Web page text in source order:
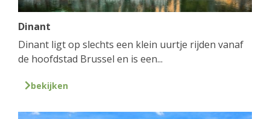
Dinant
Dinant ligt op slechts een klein uurtje rijden vanaf
de hoofdstad Brussel en is een...
bekijken